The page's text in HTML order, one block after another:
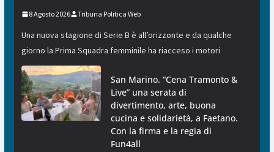
8 Agosto 2026 Tribuna Politica Web
Una nuova stagione di Serie B è all’orizzonte e da qualche
giorno la Prima Squadra femminile ha riacceso i motori
San Marino. “Cena Tramonto &
Live” una serata di
divertimento, arte, buona
cucina e solidarietà, a Faetano.
Con la firma e la regia di
Fun4all